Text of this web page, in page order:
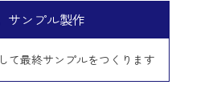
サンプル製作
て最終サンプルをつくります